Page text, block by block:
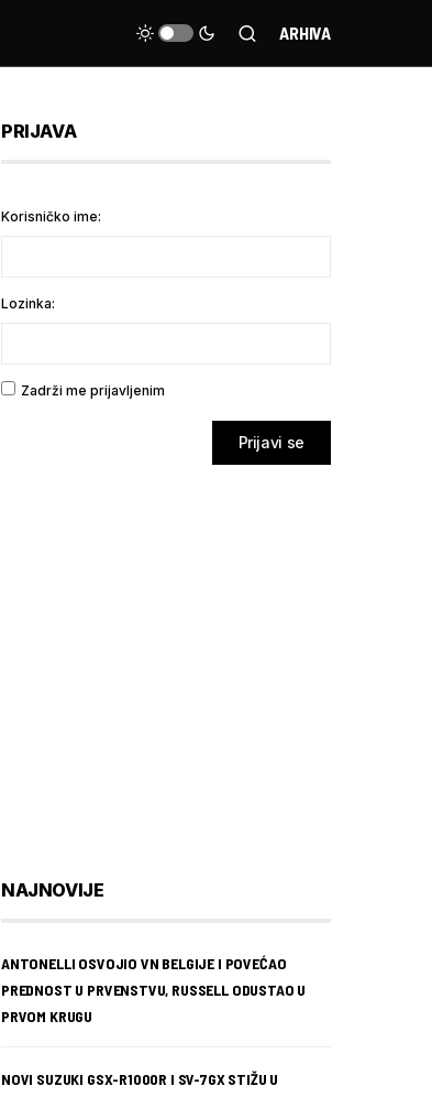
ARHIVA
PRIJAVA
Korisničko ime:
Lozinka:
Zadrži me prijavljenim
Prijavi se
NAJNOVIJE
ANTONELLI OSVOJIO VN BELGIJE I POVEĆAO
PREDNOST U PRVENSTVU, RUSSELL ODUSTAO U
PRVOM KRUGU
NOVI SUZUKI GSX-R1000R I SV-7GX STIŽU U